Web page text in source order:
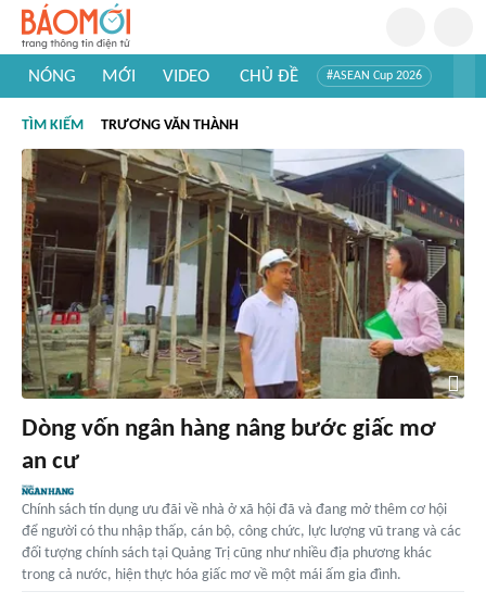
NÓNG MỚI VIDEO CHỦ ĐỀ #ASEAN Cup 2026
#Khám phá thế giới
TÌM KIẾM TRƯƠNG VĂN THÀNH
Dòng vốn ngân hàng nâng bước giấc mơ
an cư
Chính sách tín dụng ưu đãi về nhà ở xã hội đã và đang mở thêm cơ hội
để người có thu nhập thấp, cán bộ, công chức, lực lượng vũ trang và các
đối tượng chính sách tại Quảng Trị cũng như nhiều địa phương khác
trong cả nước, hiện thực hóa giấc mơ về một mái ấm gia đình.